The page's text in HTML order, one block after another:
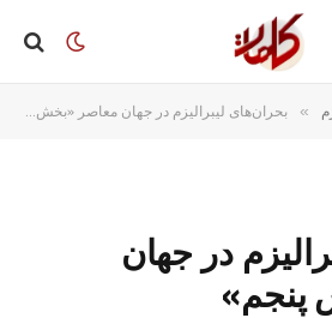
» بحران‌های لیبرالیزم در جهان معاصر «بخش پنجم»
در جهان
پنجم»